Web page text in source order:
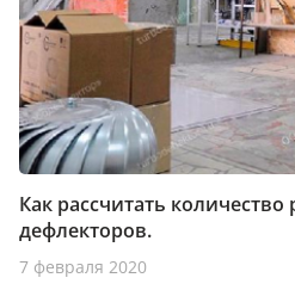
Как рассчитать
дефлекторов.
7 февраля 2020